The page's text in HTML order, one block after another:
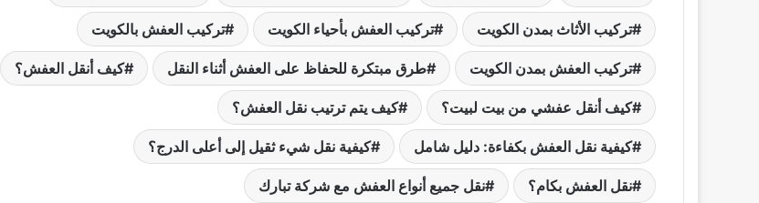
تركيب الأثاث بمدن الكويت تركيب العفش بأحياء الكويت تركيب العفش بالكويت
تركيب العفش بمدن الكويت طرق مبتكرة للحفاظ على العفش أثناء النقل كيف أنقل العفش؟
كيف أنقل عفشي من بيت لبيت؟ كيف يتم ترتيب نقل العفش؟
كيفية نقل العفش بكفاءة: دليل شامل كيفية نقل شيء ثقيل إلى أعلى الدرج؟
نقل العفش بكام؟ نقل جميع أنواع العفش مع شركة تبارك